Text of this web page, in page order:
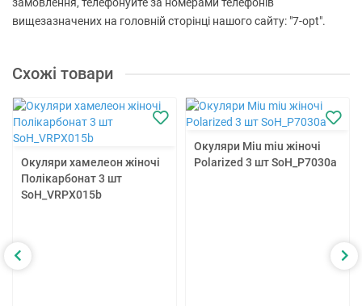
вищезазначених на головній сторінці нашого сайту: "7-opt".
Схожі товари
Окуляри хамелеон жіночі
Полікарбонат 3 шт
SoH_VRPX015b
Окуляри Miu miu жіночі
Polarized 3 шт SoH_P7030a